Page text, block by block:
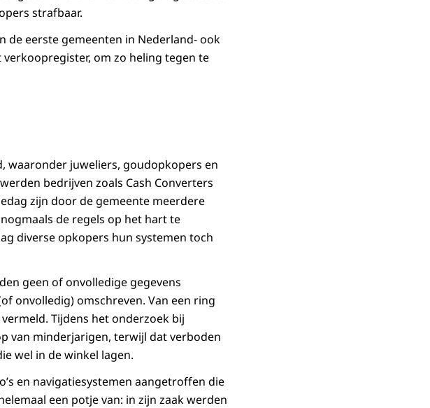
strafbaar.
de eerste gemeenten in Nederland- ook
om zo heling tegen te
waaronder juweliers, goudopkopers en
bedrijven zoals Cash Converters
zijn door de gemeente meerdere
de regels op het hart te
diverse opkopers hun systemen toch
geen of onvolledige gegevens
onvolledig) omschreven. Van een ring
Tijdens het onderzoek bij
van minderjarigen, terwijl dat verboden
wel in de winkel lagen.
en navigatiesystemen aangetroffen die
een potje van: in zijn zaak werden